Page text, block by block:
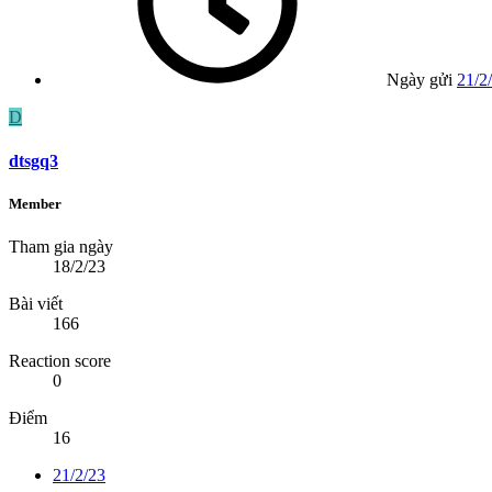
Ngày gửi 21/
D
dtsgq3
Member
Tham gia ngày
18/2/23
Bài viết
166
Reaction score
0
Điểm
16
21/2/23